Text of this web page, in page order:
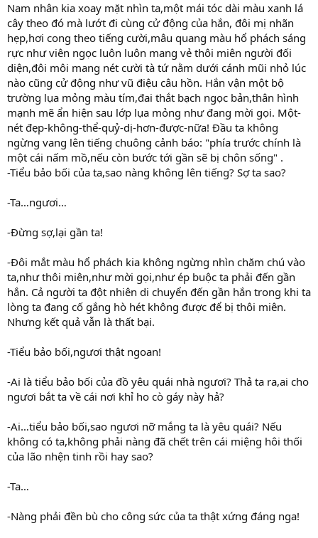
Nam nhân kia xoay mặt nhìn ta,một mái tóc dài màu xanh lá
cây theo đó mà lướt đi cùng cử động của hắn, đôi mị nhãn
hẹp,hơi cong theo tiếng cười,mâu quang màu hổ phách sáng
rực như viên ngọc luôn luôn mang vẻ thôi miên người đối
diện,đôi môi mang nét cười tà tứ nằm dưới cánh mũi nhỏ lúc
nào cũng cử động như vũ điệu câu hồn. Hắn vận một bộ
trường lụa mỏng màu tím,đai thắt bạch ngọc bản,thân hình
mạnh mẽ ẩn hiện sau lớp lụa mỏng như đang mời gọi. Một-
nét đẹp-không-thể-quỷ-dị-hơn-được-nữa! Đầu ta không
ngừng vang lên tiếng chuông cảnh báo: "phía trước chính là
một cái nấm mồ,nếu còn bước tới gần sẽ bị chôn sống" .
-Tiểu bảo bối của ta,sao nàng không lên tiếng? Sợ ta sao?
-Ta…ngươi…
-Đừng sợ,lại gần ta!
-Đôi mắt màu hổ phách kia không ngừng nhìn chăm chú vào
ta,như thôi miên,như mời gọi,như ép buộc ta phải đến gần
hắn. Cả người ta đột nhiên di chuyển đến gần hắn trong khi ta
lòng ta đang cố gắng hò hét không được để bị thôi miên.
Nhưng kết quả vẫn là thất bại.
-Tiểu bảo bối,ngươi thật ngoan!
-Ai là tiểu bảo bối của đồ yêu quái nhà ngươi? Thả ta ra,ai cho
ngươi bắt ta về cái nơi khỉ ho cò gáy này hả?
-Ai…tiểu bảo bối,sao ngươi nỡ mắng ta là yêu quái? Nếu
không có ta,không phải nàng đã chết trên cái miệng hôi thối
của lão nhện tinh rồi hay sao?
-Ta…
-Nàng phải đền bù cho công sức của ta thật xứng đáng nga!